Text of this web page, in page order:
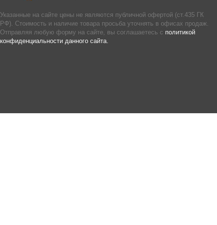
Указанные на сайте цены не являются публичной офертой (ст.435 ГК
РФ). Стоимость и наличие товара просьба уточнять в офисах продаж.
Отправляя любую форму на сайте, вы соглашаетесь с политикой
конфиденциальности данного сайта.